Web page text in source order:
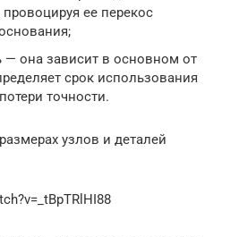
провоцируя ее перекос
— она зависит в основном от
срок использования
точности.
узлов и деталей